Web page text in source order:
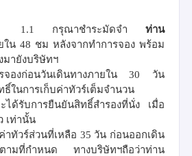
1.1 กรุณาชำระมัดจำ
ท่าน
ใน 48 ชม หลังจากทำการจอง พร้อม
มายังบริษัทฯ
จองก่อนวันเดินทางภายใน30 วัน
ในการเก็บค่าทัวร์เต็มจำนวน
ได้รับการยืนยันสิทธิ์สำรองที่นั่ง เมื่อ
เท่านั้น
าทัวร์ส่วนที่เหลือ 35 วัน ก่อนออกเดิน
ตามที่กำหนด ทางบริษัทฯถือว่าท่าน